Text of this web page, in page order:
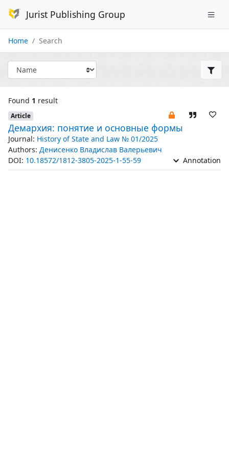
Jurist Publishing Group
Home Search
Found 1 result
Article
Демархия: понятие и основные формы
Journal: History of State and Law № 01/2025
Authors: Денисенко Владислав Валерьевич
DOI: 10.18572/1812-3805-2025-1-55-59 Annotation